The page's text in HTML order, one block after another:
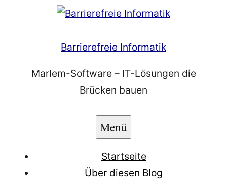
Barrierefreie Informatik
Marlem-Software – IT-Lösungen die
Brücken bauen
Menü
Startseite
Über diesen Blog